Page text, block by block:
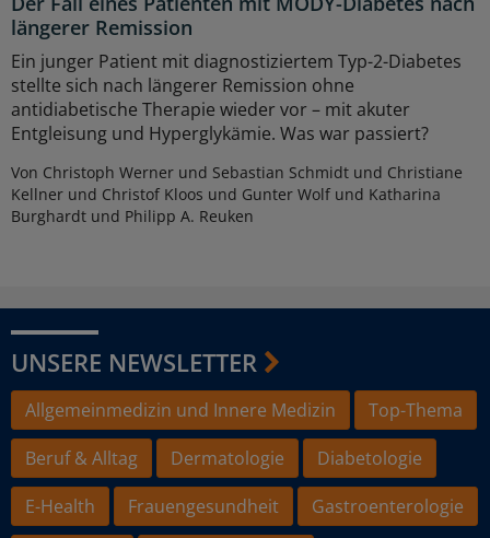
längerer Remission
Ein junger Patient mit diagnostiziertem Typ-2-Diabetes
stellte sich nach längerer Remission ohne
antidiabetische Therapie wieder vor – mit akuter
Entgleisung und Hyperglykämie. Was war passiert?
Von Christoph Werner und Sebastian Schmidt und Christiane
Kellner und Christof Kloos und Gunter Wolf und Katharina
Burghardt und Philipp A. Reuken
UNSERE NEWSLETTER
Allgemeinmedizin und Innere Medizin
Top-Thema
Beruf & Alltag
Dermatologie
Diabetologie
E-Health
Frauengesundheit Gastroenterologie